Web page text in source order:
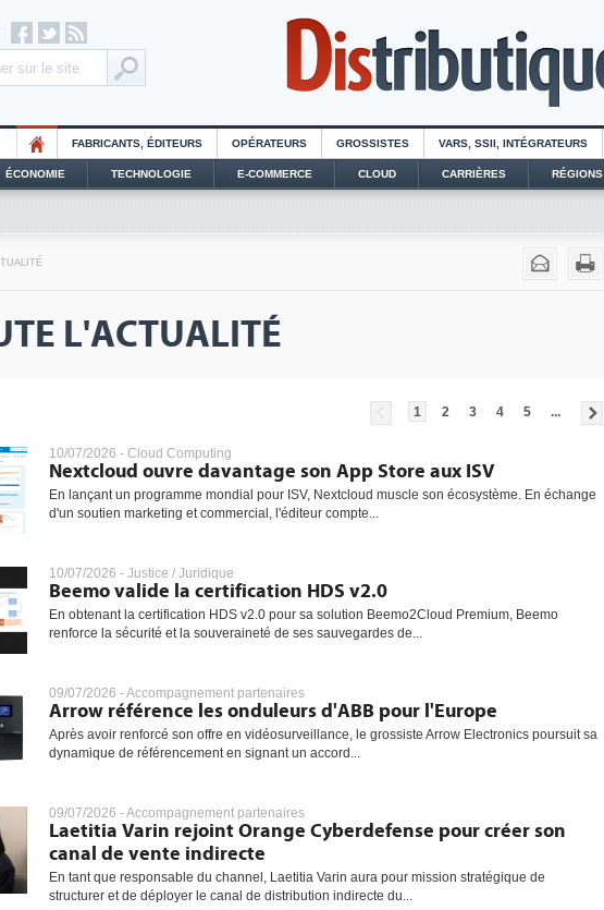
FABRICANTS, ÉDITEURS OPÉRATEURS GROSSISTES VARS, SSII, INTÉGRATEURS
ÉCONOMIE TECHNOLOGIE E-COMMERCE CLOUD CARRIÈRES RÉGIONS
L'ACTUALITÉ
1 2 3 4 5 ...
10/07/2026 - Cloud Computing
Nextcloud ouvre davantage son App Store aux ISV
En lançant un programme mondial pour ISV, Nextcloud muscle son écosystème. En échange
d'un soutien marketing et commercial, l'éditeur compte...
10/07/2026 - Justice / Juridique
Beemo valide la certification HDS v2.0
En obtenant la certification HDS v2.0 pour sa solution Beemo2Cloud Premium, Beemo
renforce la sécurité et la souveraineté de ses sauvegardes de...
09/07/2026 -Accompagnement partenaires
Arrow référence les onduleurs d'ABB pour l'Europe
Après avoir renforcé son offre en vidéosurveillance, le grossiste Arrow Electronics poursuit sa
dynamique de référencement en signant un accord...
09/07/2026 -Accompagnement partenaires
Laetitia Varin rejoint Orange Cyberdefense pour créer son
canal de vente indirecte
En tant que responsable du channel, Laetitia Varin aura pour mission stratégique de
structurer et de déployer le canal de distribution indirecte du...